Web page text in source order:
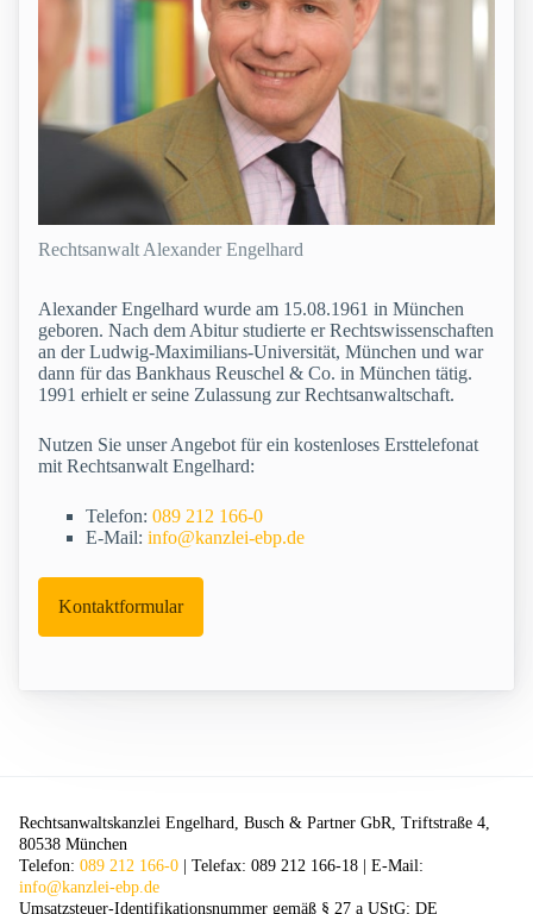
Rechtsanwalt Alexander Engelhard
Alexander Engelhard wurde am 15.08.1961 in München
geboren. Nach dem Abitur studierte er Rechtswissenschaften
an der Ludwig-Maximilians-Universität, München und war
dann für das Bankhaus Reuschel & Co. in München tätig.
1991 erhielt er seine Zulassung zur Rechtsanwaltschaft.
Nutzen Sie unser Angebot für ein kostenloses Ersttelefonat
mit Rechtsanwalt Engelhard:
Telefon: 089 212 166-0
E-Mail: info@kanzlei-ebp.de
Kontaktformular
Rechtsanwaltskanzlei Engelhard, Busch & Partner GbR, Triftstraße 4,
80538 München
Telefon: 089 212 166-0 | Telefax: 089 212 166-18 | E-Mail:
info@kanzlei-ebp.de
Umsatzsteuer-Identifikationsnummer gemäß § 27 a UStG: DE